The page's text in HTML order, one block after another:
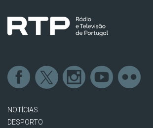
NOTÍCIAS
DESPORTO